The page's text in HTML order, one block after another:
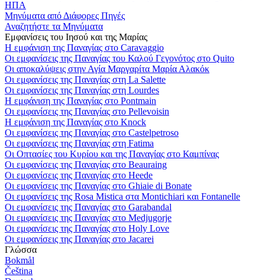
ΗΠΑ
Μηνύματα από Διάφορες Πηγές
Αναζητήστε τα Μηνύματα
Εμφανίσεις του Ιησού και της Μαρίας
Η εμφάνιση της Παναγίας στο Caravaggio
Οι εμφανίσεις της Παναγίας του Καλού Γεγονότος στο Quito
Οι αποκαλύψεις στην Αγία Μαργαρίτα Μαρία Αλακόκ
Οι εμφανίσεις της Παναγίας στη La Salette
Οι εμφανίσεις της Παναγίας στη Lourdes
Η εμφάνιση της Παναγίας στο Pontmain
Οι εμφανίσεις της Παναγίας στο Pellevoisin
Η εμφάνιση της Παναγίας στο Knock
Οι εμφανίσεις της Παναγίας στο Castelpetroso
Οι εμφανίσεις της Παναγίας στη Fatima
Οι Οπτασίες του Κυρίου και της Παναγίας στο Καμπίνας
Οι εμφανίσεις της Παναγίας στο Beauraing
Οι εμφανίσεις της Παναγίας στο Heede
Οι εμφανίσεις της Παναγίας στο Ghiaie di Bonate
Οι εμφανίσεις της Rosa Mistica στα Montichiari και Fontanelle
Οι εμφανίσεις της Παναγίας στο Garabandal
Οι εμφανίσεις της Παναγίας στο Medjugorje
Οι εμφανίσεις της Παναγίας στο Holy Love
Οι εμφανίσεις της Παναγίας στο Jacarei
Γλώσσα
Bokmål
Čeština